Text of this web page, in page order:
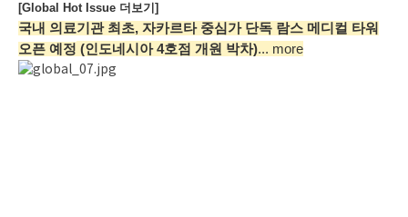
[Global Hot Issue 더보기]
국내 의료기관 최초, 자카르타 중심가 단독 람스 메디컬 타워
오픈 예정 (인도네시아 4호점 개원 박차)... more